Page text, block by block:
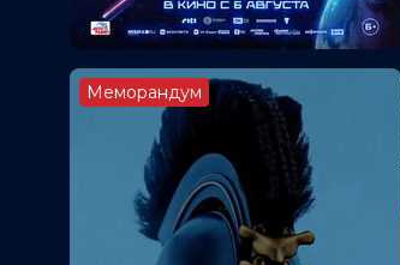
Меморандум